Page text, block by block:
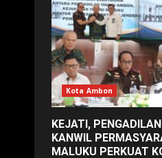
Kota Ambon
KEJATI,
KANWIL
MALUKU PERKUAT